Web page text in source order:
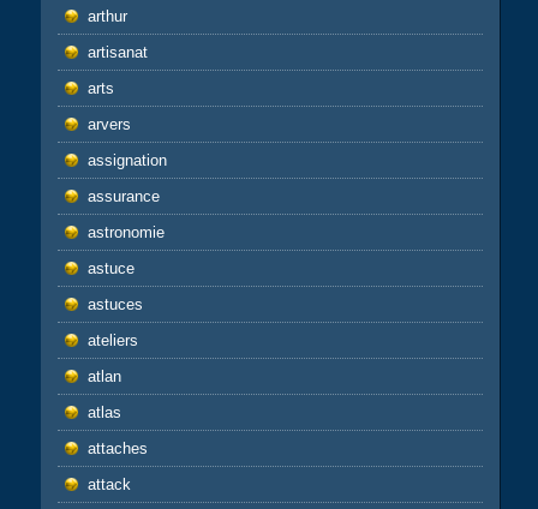
arthur
artisanat
arts
arvers
assignation
assurance
astronomie
astuce
astuces
ateliers
atlan
atlas
attaches
attack